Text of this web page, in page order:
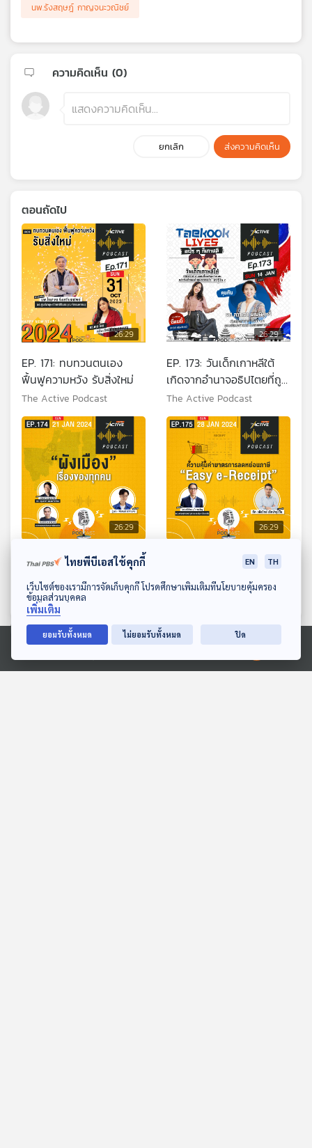
ดาวน์โหลด Thai PBS Podcast Application
Ⓒ 2020 องค์การกระจายเสียงและแพร่ภาพสาธารณะแห่งประเทศไทย
นพ.รังสฤษฎ์ กาญจนะวณิชย์
ความคิดเห็น (0)
ยกเลิก ส่งความคิดเห็น
ตอนถัดไป
26:29
EP. 171: ทบทวนตนเอง
ฟื้นฟูความหวัง รับสิ่งใหม่
The Active Podcast
26:29
EP. 173: วันเด็กเกาหลีใต้
เกิดจากอำนาจอธิปไตยที่ถูก
ลิดรอน
The Active Podcast
26:29
EP. 174: ผังเมืองเรื่องของ
ทุกคน
The Active Podcast
26:29
EP. 175: ความคุ้มค่า
มาตรการลดหย่อนภาษี
Easy e-Receipt
The Active Podcast
ตอนที่เกี่ยวข้อง
ไทยพีบีเอสใช้คุกกี้ EN TH
เว็บไซต์ของเรามีการจัดเก็บคุกกี้ โปรดศึกษาเพิ่มเติมที่นโยบายคุ้มครอง
ข้อมูลส่วนบุคคล
เพิ่มเติม
ยอมรับทั้งหมด ไม่ยอมรับทั้งหมด ปิด